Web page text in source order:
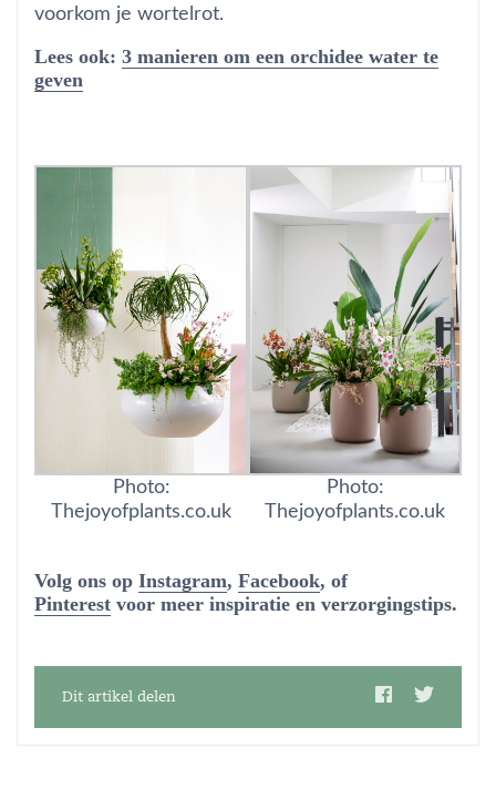
voorkom je wortelrot.
Lees ook: 3 manieren om een orchidee water te
geven
Photo:
Thejoyofplants.co.uk
Photo:
Thejoyofplants.co.uk
Volg ons op Instagram, Facebook, of
Pinterest voor meer inspiratie en verzorgingstips.
Dit artikel delen